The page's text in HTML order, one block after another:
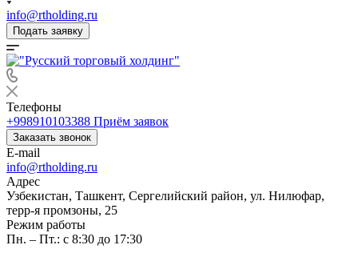
info@rtholding.ru
Подать заявку
Телефоны
+998910103388 Приём заявок
Заказать звонок
E-mail
info@rtholding.ru
Адрес
Узбекистан, Ташкент, Сергелийский район, ул. Нилюфар,
терр-я промзоны, 25
Режим работы
Пн. – Пт.: с 8:30 до 17:30